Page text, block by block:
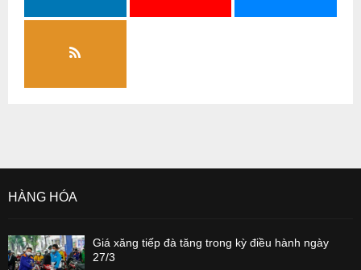
HÀNG HÓA
Giá xăng tiếp đà tăng trong kỳ điều hành ngày
27/3